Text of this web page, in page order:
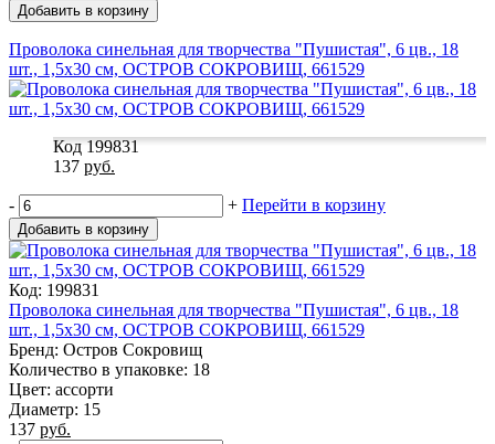
Добавить в корзину
Проволока синельная для творчества "Пушистая", 6 цв., 18
шт., 1,5х30 см, ОСТРОВ СОКРОВИЩ, 661529
Код 199831
137 руб.
- + Перейти в корзину
Добавить в корзину
Код: 199831
Проволока синельная для творчества "Пушистая", 6 цв., 18
шт., 1,5х30 см, ОСТРОВ СОКРОВИЩ, 661529
Бренд: Остров Сокровищ
Количество в упаковке: 18
Цвет: ассорти
Диаметр: 15
137 руб.